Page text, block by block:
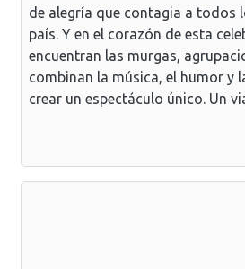
de alegría que contagia a todos
país. Y en el corazón de esta
encuentran las murgas,
combinan la música, el humor y
crear un espectáculo único. Un